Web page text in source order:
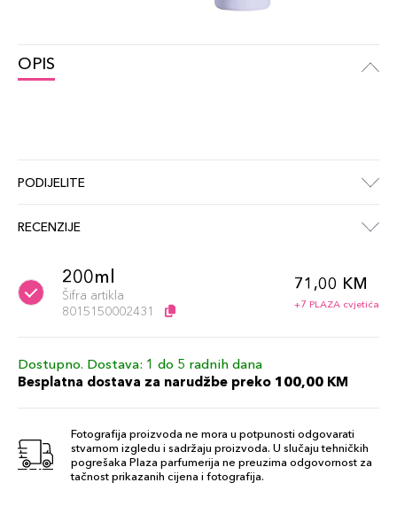
OPIS
PODIJELITE
RECENZIJE
200ml
Šifra artikla
8015150002431
71,00 KM
+7 PLAZA cvjetića
Dostupno. Dostava: 1 do 5 radnih dana
Besplatna dostava za narudžbe preko 100,00 KM
Fotografija proizvoda ne mora u potpunosti odgovarati
stvarnom izgledu i sadržaju proizvoda. U slučaju tehničkih
pogrešaka Plaza parfumerija ne preuzima odgovornost za
tačnost prikazanih cijena i fotografija.